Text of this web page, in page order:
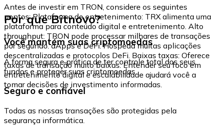
Antes de investir em TRON, considere os seguintes
pontos: Plataforma de entretenimento: TRX alimenta uma
plataforma para conteúdo digital e entretenimento. Alto
throughput: TRON pode processar milhares de transações
por segundo. dApps e DeFi: Hospeda muitas aplicações
descentralizadas e protocolos DeFi. Baixas taxas: Oferece
taxas de transação muito baixas. Entender seu foco em
entretenimento digital e escalabilidade ajudará você a
tomar decisões de investimento informadas.
Por que Bitnovo?
Você mantém suas criptomoedas
A forma segura e prática de ter controle total dos seus
fundos e proteger suas criptomoedas.
Seguro e confiável
Todas as nossas transações são protegidas pela
segurança informática.